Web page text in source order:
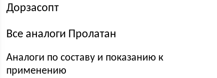
Дорзасопт
Все аналоги Пролатан
Аналоги по составу и показанию к
применению